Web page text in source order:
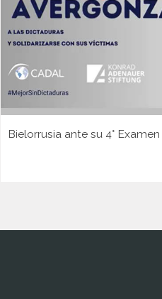
Bielorrusia ante su 4°